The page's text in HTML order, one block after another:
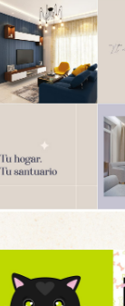
DISEÑO RRSS